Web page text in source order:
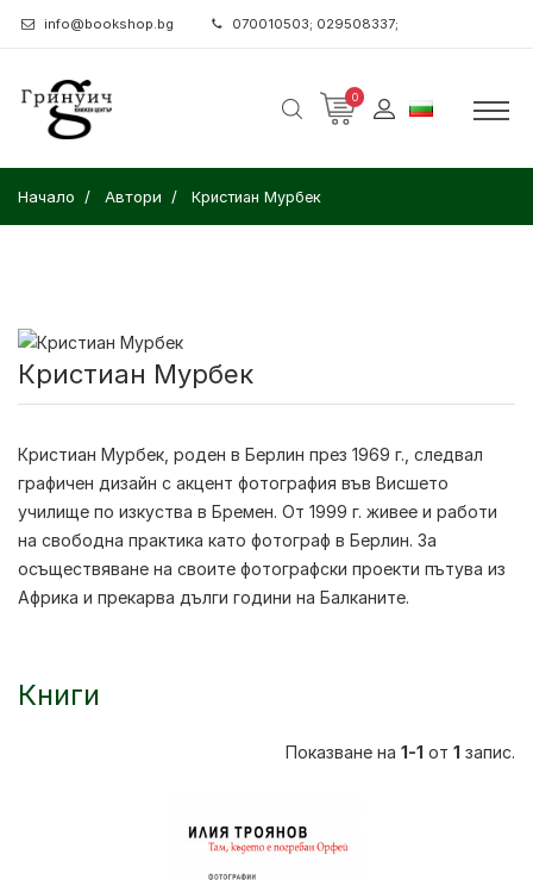
info@bookshop.bg 070010503; 029508337;
0
Начало Автори Кристиан Мурбек
Кристиан Мурбек
Кристиан Мурбек , роден в Берлин през 1969 г., следвал
графичен дизайн с акцент фотография във Висшето
училище по изкуства в Бремен. От 1999 г. живее и работи
на свободна практика като фотограф в Берлин. За
осъществяване на своите фотографски проекти пътува из
Африка и прекарва дълги години на Балканите.
Книги
Показване на 1-1 от 1 запис.